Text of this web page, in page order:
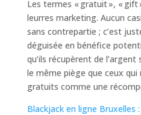
Les termes « gratuit », « gift
leurres marketing. Aucun
sans contrepartie ; c’est
déguisée en bénéfice
qu’ils récupèrent de
le même piège que ceux
gratuits comme une
Blackjack en ligne Bruxelles